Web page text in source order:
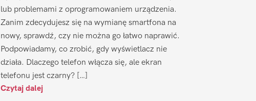
lub problemami z oprogramowaniem urządzenia.
Zanim zdecydujesz się na wymianę smartfona na
nowy, sprawdź, czy nie można go łatwo naprawić.
Podpowiadamy, co zrobić, gdy wyświetlacz nie
działa. Dlaczego telefon włącza się, ale ekran
telefonu jest czarny? […]
Czytaj dalej